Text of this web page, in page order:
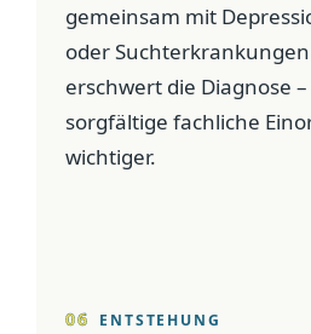
gemeinsam mit
oder
erschwert die Diagnose
sorgfältige fachliche
wichtiger.
06 ENTSTEHUNG